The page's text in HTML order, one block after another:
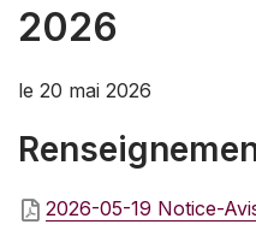
2026
le 20 mai 2026
2026-05-19 Notice-